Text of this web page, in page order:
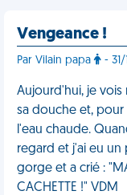
Vengeance !
Par Vilain papa -
Aujourd'hui, je
sa douche et, pour
l'eau chaude.
regard et j'ai eu un
gorge et a crié :
CACHETTE !" VDM